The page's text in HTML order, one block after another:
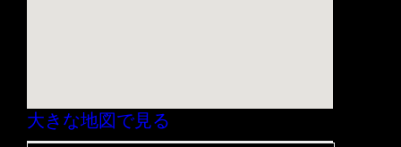
大きな地図で見る